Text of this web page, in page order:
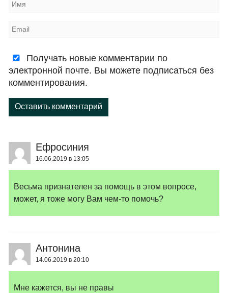
Получать новые комментарии по
электронной почте. Вы можете подписаться без
комментирования.
Оставить комментарий
Ефросиния
16.06.2019 в 13:05
Весьма признателен за помощь в этом вопросе,
может, я тоже могу Вам чем-то помочь?
Антонина
14.06.2019 в 20:10
Мне кажется, вы не правы